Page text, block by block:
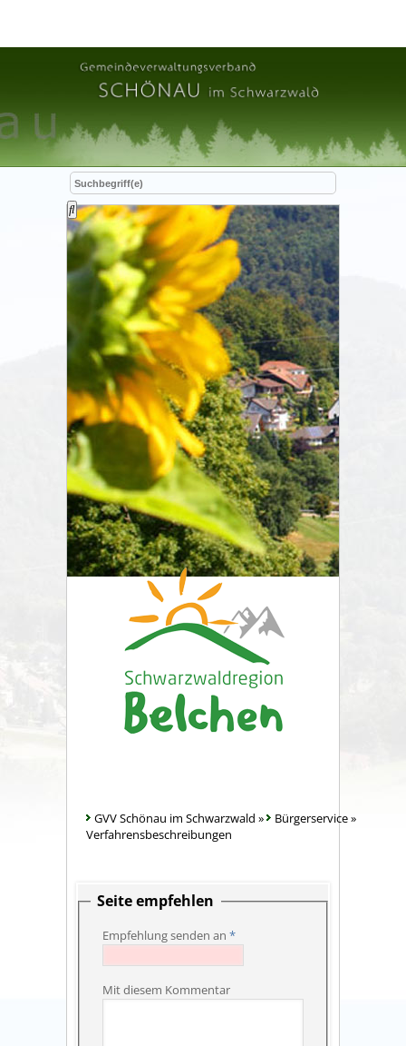
GVV Schönau im Schwarzwald » Bürgerservice»
Verfahrensbeschreibungen
Seite empfehlen
Empfehlung senden an *
Mit diesem Kommentar